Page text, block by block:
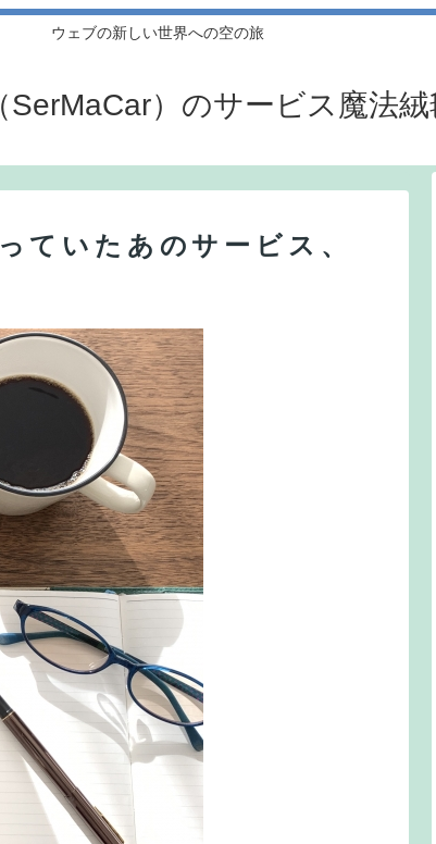
ウェブの新しい世界への空の旅
SerMaCar）のサービス魔法絨
ていたあのサービス、